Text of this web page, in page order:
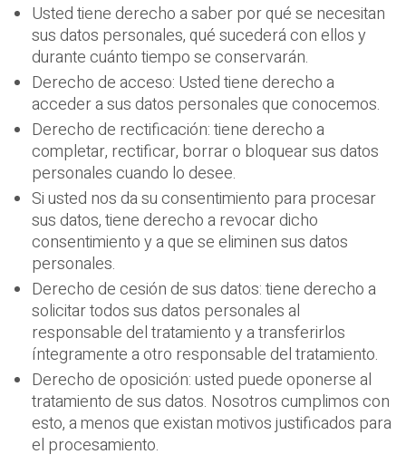
Usted tiene derecho a saber por qué se necesitan
sus datos personales, qué sucederá con ellos y
durante cuánto tiempo se conservarán.
Derecho de acceso: Usted tiene derecho a
acceder a sus datos personales que conocemos.
Derecho de rectificación: tiene derecho a
completar, rectificar, borrar o bloquear sus datos
personales cuando lo desee.
Si usted nos da su consentimiento para procesar
sus datos, tiene derecho a revocar dicho
consentimiento y a que se eliminen sus datos
personales.
Derecho de cesión de sus datos: tiene derecho a
solicitar todos sus datos personales al
responsable del tratamiento y a transferirlos
íntegramente a otro responsable del tratamiento.
Derecho de oposición: usted puede oponerse al
tratamiento de sus datos. Nosotros cumplimos con
esto, a menos que existan motivos justificados para
el procesamiento.